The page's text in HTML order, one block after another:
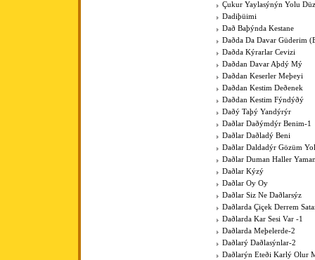
Çukur Yaylasýnýn Yolu
Dadiþüimi
Dað Baþýnda Kestane
Daðda Da Davar Güderim
Daðda Kýrarlar Cevizi
Daðdan Davar Aþdý Mý
Daðdan Keserler Meþeyi
Daðdan Kestim Deðenek
Daðdan Kestim Fýndýðý
Daðý Taþý Yandýrýr
Daðlar Daðýmdýr Benim-1
Daðlar Daðladý Beni
Daðlar Daldadýr Gözüm
Daðlar Duman Haller
Daðlar Kýzý
Daðlar Oy Oy
Daðlar Siz Ne Daðlarsýz
Daðlarda Çiçek Derrem
Daðlarda Kar Sesi Var -1
Daðlarda Meþelerde-2
Daðlarý Daðlasýnlar-2
Daðlarýn Eteði Karlý Olur